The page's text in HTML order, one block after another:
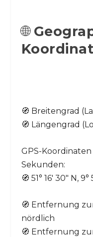
🌐
🧭 Breitengrad
🧭 Längengrad
GPS-
Sekunden:
🧭 51° 16′ 30″ N, 9°
🧭 Entfernung
nördlich
🧭 Entfernung